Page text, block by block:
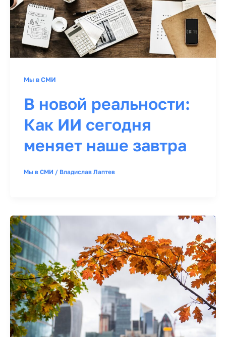
Мы в СМИ
В новой реальности:
Как ИИ сегодня
меняет наше завтра
Мы в СМИ / Владислав Лаптев